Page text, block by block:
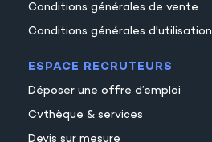
Conditions générales de vente
Conditions générales d'utilisation
ESPACE RECRUTEURS
Déposer une offre d’emploi
Cvthèque & services